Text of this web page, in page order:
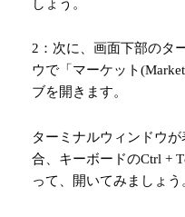
しょう。
2：次に、画面下部のタ
ウで「マーケット
ブを開きます。
ターミナルウィンドウ
合、キーボードのCtrl +
って、開いてみましょう